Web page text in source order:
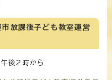
放課後子ども教室運営
後2時から